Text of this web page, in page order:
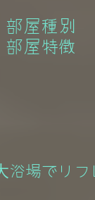
屋種
屋特徴
浴場でリ